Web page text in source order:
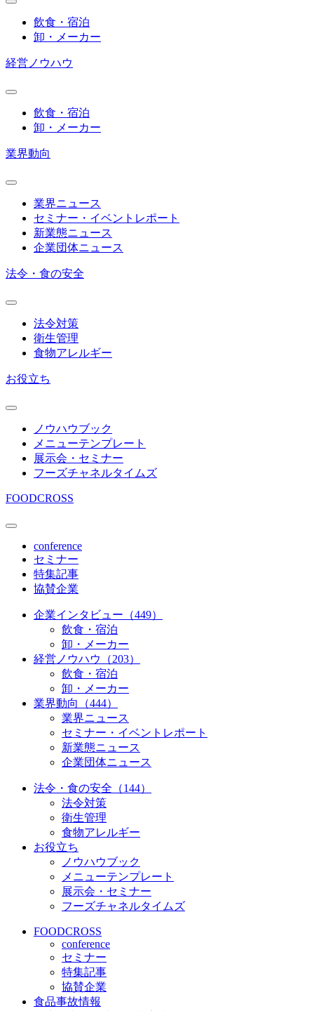
飲食・宿泊
卸・メーカー
経営ノウハウ
飲食・宿泊
卸・メーカー
業界動向
業界ニュース
セミナー・イベントレポート
新業態ニュース
企業団体ニュース
法令・食の安全
法令対策
衛生管理
食物アレルギー
お役立ち
ノウハウブック
メニューテンプレート
展示会・セミナー
フーズチャネルタイムズ
FOODCROSS
conference
セミナー
特集記事
協賛企業
企業インタビュー（449）
飲食・宿泊
卸・メーカー
経営ノウハウ（203）
飲食・宿泊
卸・メーカー
業界動向（444）
業界ニュース
セミナー・イベントレポート
新業態ニュース
企業団体ニュース
法令・食の安全（144）
法令対策
衛生管理
食物アレルギー
お役立ち
ノウハウブック
メニューテンプレート
展示会・セミナー
フーズチャネルタイムズ
FOODCROSS
conference
セミナー
特集記事
協賛企業
食品事故情報